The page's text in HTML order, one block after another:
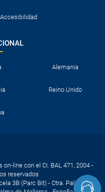
Accesibilidad
Alemania
Reino Unido
line con el CI. BAL 471, 2004 -
reservados
3B (Parc Bit) - Ctra. Palma -